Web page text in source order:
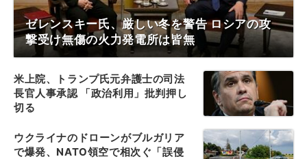
ゼレンスキー氏、厳しい冬を警告 ロシアの攻
撃受け無傷の火力発電所は皆無
米上院、トランプ氏元弁護士の司法
長官人事承認 「政治利用」批判押し
切る
ウクライナのドローンがブルガリア
で爆発、NATO領空で相次ぐ「誤侵